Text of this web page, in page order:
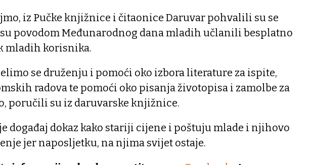
iz Pučke knjižnice i čitaonice Daruvar pohvalili su se
povodom Međunarodnog dana mladih učlanili besplatno
mladih korisnika.
se druženju i pomoći oko izbora literature za ispite,
radova te pomoći oko pisanja životopisa i zamolbe za
poručili su iz daruvarske knjižnice.
događaj dokaz kako stariji cijene i poštuju mlade i njihovo
jer naposljetku, na njima svijet ostaje.